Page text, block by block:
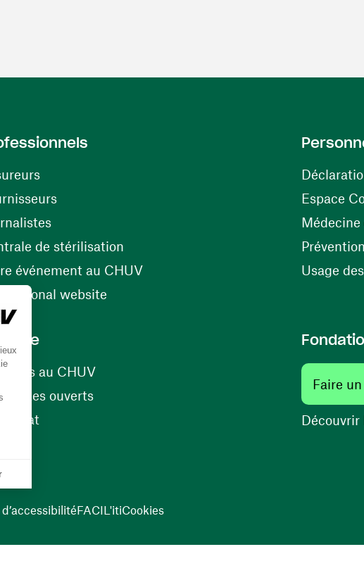
(ouvre une nouvelle fenêtre)
de stérilisation
événement au CHUV(ouvre une nouvelle fenêtre)
website
Espace
Médecine
Usage
au CHUV(ouvre une nouvelle fenêtre)
postes ouverts(ouvre une nouvelle fenêtre)
Faire
Découvrir
FACIL'itiCookies